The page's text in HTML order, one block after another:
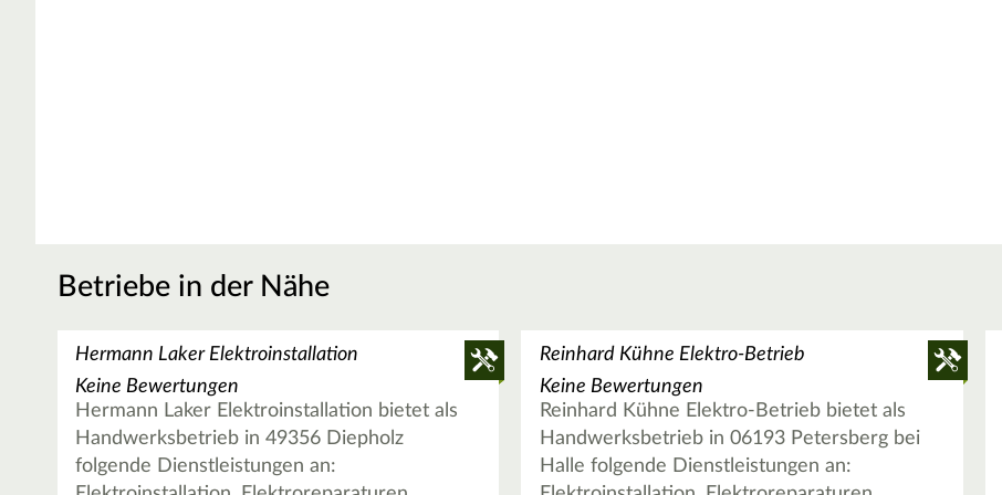
Betriebe in der Nähe
Hermann Laker Elektroinstallation
Keine Bewertungen
Hermann Laker Elektroinstallation bietet als
Handwerksbetrieb in 49356 Diepholz
folgende Dienstleistungen an:
Reinhard Kühne Elektro-Betrieb
Keine Bewertungen
Reinhard Kühne Elektro-Betrieb bietet als
Handwerksbetrieb in 06193 Petersberg bei
Halle folgende Dienstleistungen an: